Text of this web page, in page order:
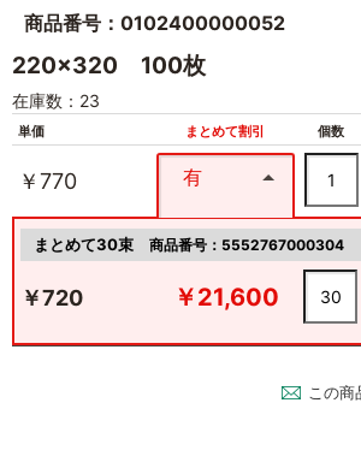
商品番号：0102400000052
220x320 100枚
在庫数：23
単価 まとめて割引 個数
￥770 有
まとめて30束 商品番号：5552767000304
￥720 ￥21,600
この